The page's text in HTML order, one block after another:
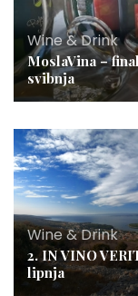
Wine & Drink
MoslaVina –
svibnja
Wine & Drink
2. IN VINO
lipnja